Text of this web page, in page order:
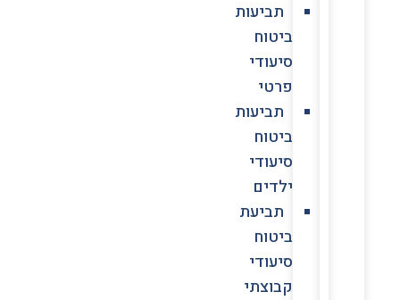
תביעות
ביטוח
סיעודי
פרטי
תביעות
ביטוח
סיעודי
ילדים
תביעת
ביטוח
סיעודי
קבוצתי